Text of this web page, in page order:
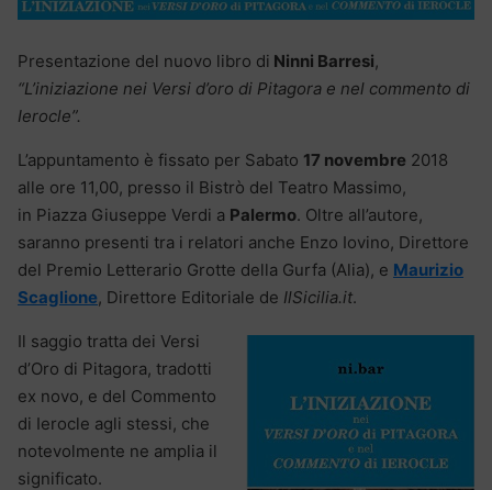
Presentazione del nuovo libro di Ninni Barresi,
“L’iniziazione nei Versi d’oro di Pitagora e nel commento di
Ierocle”.
L’appuntamento è fissato per Sabato 17 novembre 2018
alle ore 11,00, presso il Bistrò del Teatro Massimo,
in Piazza Giuseppe Verdi a Palermo. Oltre all’autore,
saranno presenti tra i relatori anche Enzo Iovino, Direttore
del Premio Letterario Grotte della Gurfa (Alia), e Maurizio
Scaglione, Direttore Editoriale de IlSicilia.it.
Il saggio tratta dei Versi
d’Oro di Pitagora, tradotti
ex novo, e del Commento
di Ierocle agli stessi, che
notevolmente ne amplia il
significato.